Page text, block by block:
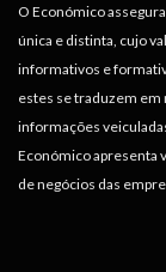
O Económico
única e distinta, cujo
informativos e
estes se traduzem em
informações
Económico apresenta
de negócios das